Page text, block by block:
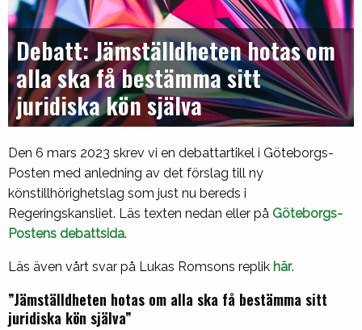
Debatt: Jämställdheten hotas om
alla ska få bestämma sitt
juridiska kön själva
Den 6 mars 2023 skrev vi en debattartikel i Göteborgs-
Posten med anledning av det förslag till ny
könstillhörighetslag som just nu bereds i
Regeringskansliet. Läs texten nedan eller på Göteborgs-
Postens debattsida.
Läs även vårt svar på Lukas Romsons replik här.
”Jämställdheten hotas om alla ska få bestämma sitt
juridiska kön själva”